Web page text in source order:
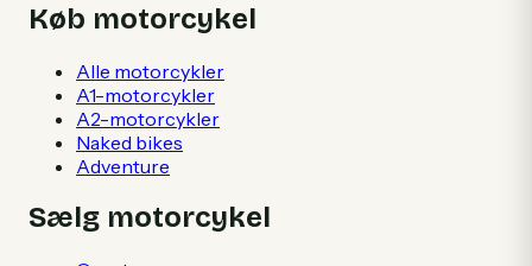
Køb motorcykel
Alle motorcykler
A1-motorcykler
A2-motorcykler
Naked bikes
Adventure
Sælg motorcykel